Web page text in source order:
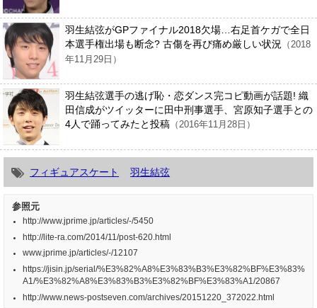
羽生結弦がGPファイナル2018欠場…右足首ケガで全日
本選手権出場も断念? 古傷を再び痛め厳しい状況
（2018
年11月29日）
羽生結弦選手の逃げ恥・恋ダンス完コピ動画が話題! 織
田信成がツイッターに田中刑事選手、宮原知子選手との
4人で踊ってみたと投稿 （2016年11月28日）
フィギュアスケート 羽生結弦
参照元
http://www.jprime.jp/articles/-/5450
http://lite-ra.com/2014/11/post-620.html
www.jprime.jp/articles/-/12107
https://jisin.jp/serial/%E3%82%A8%E3%83%B3%E3%82%BF%E3%83%
A1/%E3%82%A8%E3%83%B3%E3%82%BF%E3%83%A1/20867
http://www.news-postseven.com/archives/20151220_372022.html